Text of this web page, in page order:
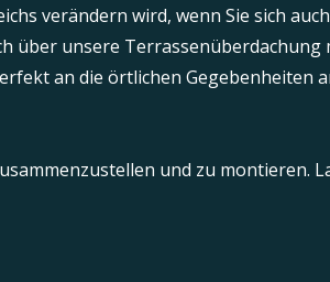
verändern wird, wenn Sie sich
unsere Terrassenüberdachung
an die örtlichen Gegebenheiten
und zu montieren.